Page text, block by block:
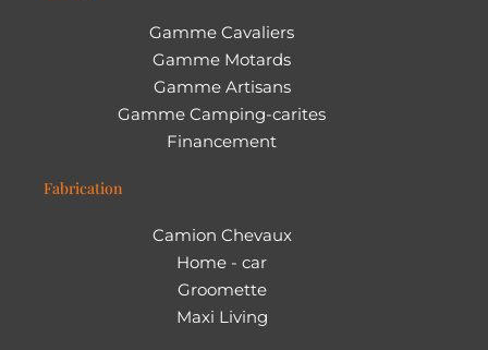
Gamme Cavaliers
Gamme Motards
Gamme Artisans
Gamme Camping-carites
Financement
Fabrication
Camion Chevaux
Home - car
Groomette
Maxi Living